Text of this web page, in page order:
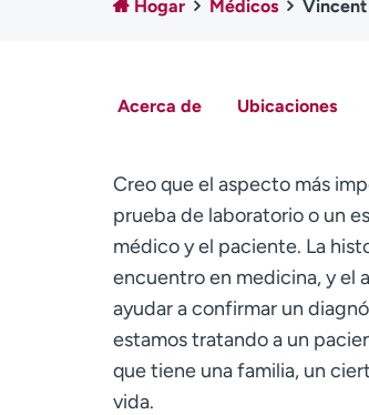
Hogar Médicos Vincent
Acerca de Ubicaciones
Creo que el aspecto más
prueba de laboratorio o un
médico y el paciente. La
encuentro en medicina, y el
ayudar a confirmar un
estamos tratando a un
que tiene una familia, un
vida.